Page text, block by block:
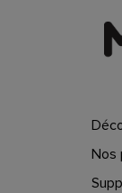
Nos